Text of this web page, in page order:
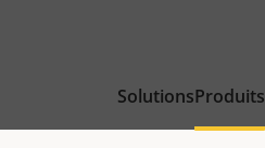
SolutionsProduits